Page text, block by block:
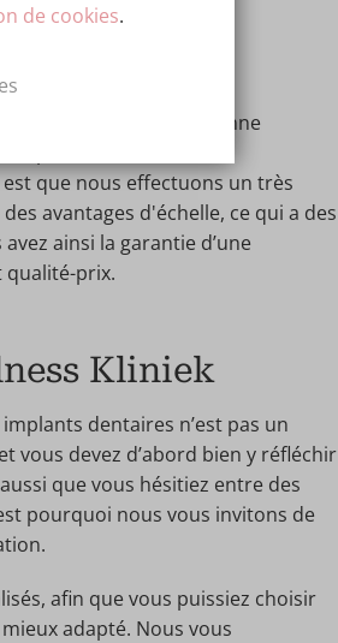
prix
vous êtes donc à la bonne
implants de manière
que nous effectuons un très
avantages d'échelle, ce qui a des
ainsi la garantie d’une
prix.
Kliniek
dentaires n’est pas un
vous devez d’abord bien y réfléchir
que vous hésitiez entre des
pourquoi nous vous invitons de
afin que vous puissiez choisir
adapté. Nous vous
de cookies.